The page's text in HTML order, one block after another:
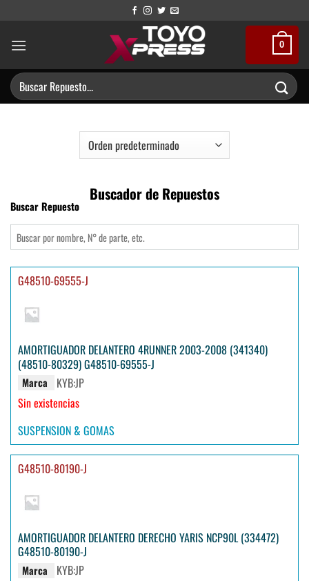
contenido
0
Buscar
por:
Buscador de Repuestos
Buscar Repuesto
G48510-69555-J
AMORTIGUADOR DELANTERO 4RUNNER 2003-2008 (341340)
(48510-80329) G48510-69555-J
Marca
KYB:JP
Sin existencias
SUSPENSION & GOMAS
G48510-80190-J
AMORTIGUADOR DELANTERO DERECHO YARIS NCP90L (334472)
G48510-80190-J
Marca
KYB:JP